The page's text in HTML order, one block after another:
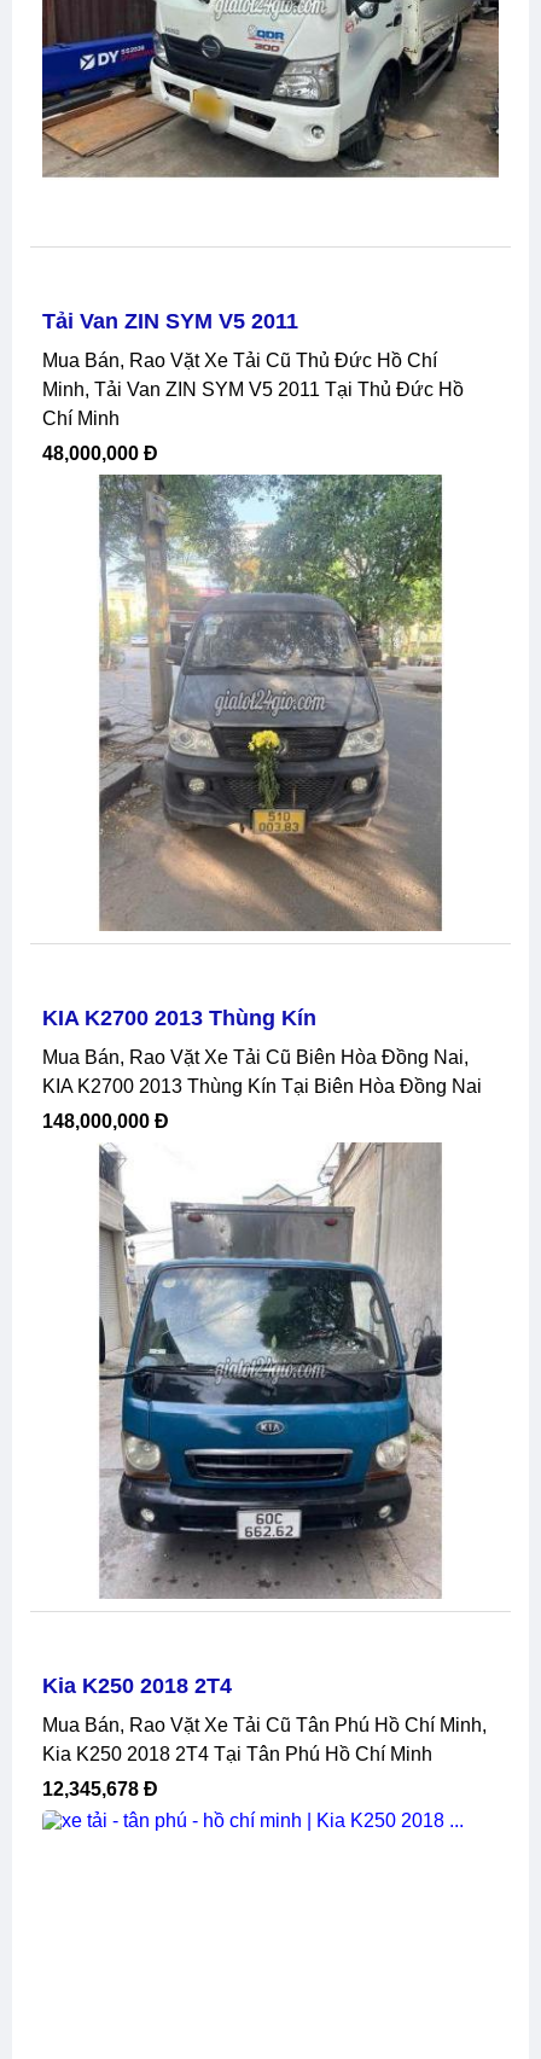
Tải Van ZIN SYM V5 2011
Mua Bán, Rao Vặt Xe Tải Cũ Thủ Đức Hồ Chí
Minh, Tải Van ZIN SYM V5 2011 Tại Thủ Đức Hồ
Chí Minh
48,000,000 Đ
KIA K2700 2013 Thùng Kín
Mua Bán, Rao Vặt Xe Tải Cũ Biên Hòa Đồng Nai,
KIA K2700 2013 Thùng Kín Tại Biên Hòa Đồng Nai
148,000,000 Đ
Kia K250 2018 2T4
Mua Bán, Rao Vặt Xe Tải Cũ Tân Phú Hồ Chí Minh,
Kia K250 2018 2T4 Tại Tân Phú Hồ Chí Minh
12,345,678 Đ